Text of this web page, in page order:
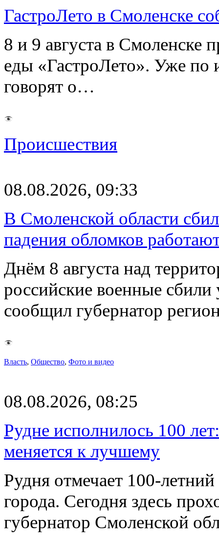
ГастроЛето в Смоленске
8 и 9 августа в Смоленске
еды «ГастроЛето». Уже по
говорят о…
Происшествия
08.08.2026, 09:33
В Смоленской области
падения обломков
Днём 8 августа над
российские военные
сообщил губернатор
Власть, Общество, Фото и видео
08.08.2026, 08:25
Рудне исполнилось 100
меняется к лучшему
Рудня отмечает 100-
города. Сегодня здесь
губернатор Смоленской